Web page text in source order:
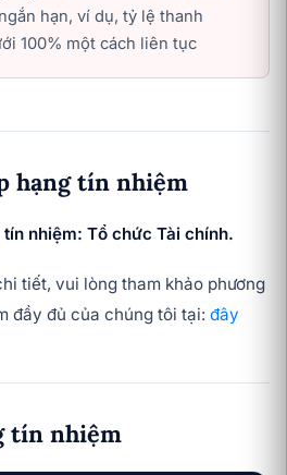
hạn, ví dụ, tỷ lệ thanh
100% một cách liên tục
hạng tín nhiệm
nhiệm: Tổ chức Tài chính.
tiết, vui lòng tham khảo phương
đầy đủ của chúng tôi tại: đây
tín nhiệm